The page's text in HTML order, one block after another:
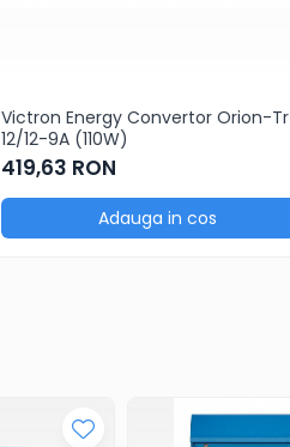
Victron Energy Convertor Orion-Tr
12/12-9A (110W)
419,63 RON
Adauga in cos